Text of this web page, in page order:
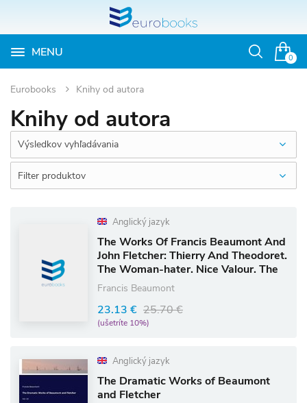
0
MENU
Otvoriť
Eurobooks Knihy od autora
Knihy od autora
Výsledkov vyhľadávania
Filter produktov
Anglický jazyk
The Works Of Francis Beaumont And
John Fletcher: Thierry And Theodoret.
The Woman-hater. Nice Valour. The
Honest Man's Fortune. The Masque
Francis Beaumont
23.13 € 25.70 €
(ušetríte 10%)
Anglický jazyk
The Dramatic Works of Beaumont
and Fletcher